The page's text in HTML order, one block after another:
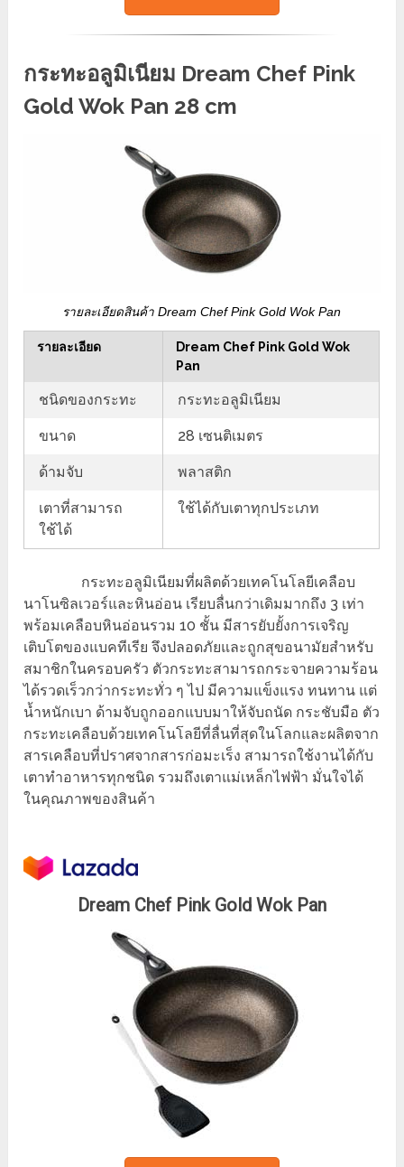
กระทะอลูมิเนียม Dream Chef Pink
Gold Wok Pan 28 cm
รายละเอียดสินค้า Dream Chef Pink Gold Wok Pan
รายละเอียด
Dream Chef Pink Gold Wok
Pan
ชนิดของกระทะ กระทะอลูมิเนียม
ขนาด 28 เซนติเมตร
ด้ามจับ พลาสติก
เตาที่สามารถ
ใช้ได้
ใช้ได้กับเตาทุกประเภท
กระทะอลูมิเนียมที่ผลิตด้วยเทคโนโลยีเคลือบ
นาโนซิลเวอร์และหินอ่อน เรียบลื่นกว่าเดิมมากถึง 3 เท่า
พร้อมเคลือบหินอ่อนรวม 10 ชั้น มีสารยับยั้งการเจริญ
เติบโตของแบคทีเรีย จึงปลอดภัยและถูกสุขอนามัยสำหรับ
สมาชิกในครอบครัว ตัวกระทะสามารถกระจายความร้อน
ได้รวดเร็วกว่ากระทะทั่ว ๆ ไป มีความแข็งแรง ทนทาน แต่
น้ำหนักเบา ด้ามจับถูกออกแบบมาให้จับถนัด กระชับมือ ตัว
กระทะเคลือบด้วยเทคโนโลยีที่ลื่นที่สุดในโลกและผลิตจาก
สารเคลือบที่ปราศจากสารก่อมะเร็ง สามารถใช้งานได้กับ
เตาทำอาหารทุกชนิด รวมถึงเตาแม่เหล็กไฟฟ้า มั่นใจได้
ในคุณภาพของสินค้า
Dream Chef Pink Gold Wok Pan